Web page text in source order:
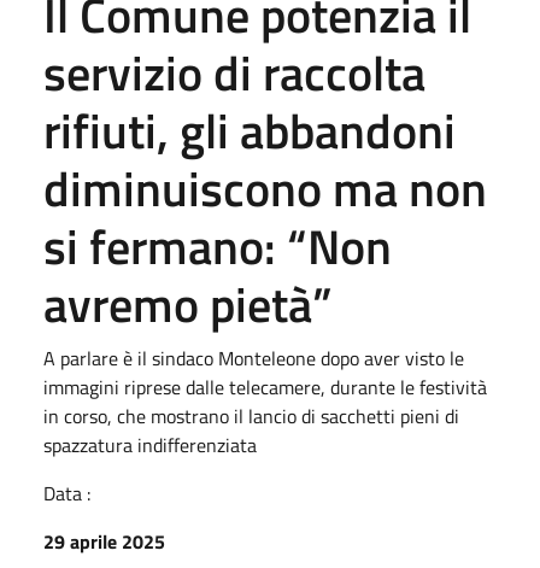
Il Comune potenzia il
servizio di raccolta
rifiuti, gli abbandoni
diminuiscono ma non
si fermano: “Non
avremo pietà”
A parlare è il sindaco Monteleone dopo aver visto le
immagini riprese dalle telecamere, durante le festività
in corso, che mostrano il lancio di sacchetti pieni di
spazzatura indifferenziata
Data :
29 aprile 2025